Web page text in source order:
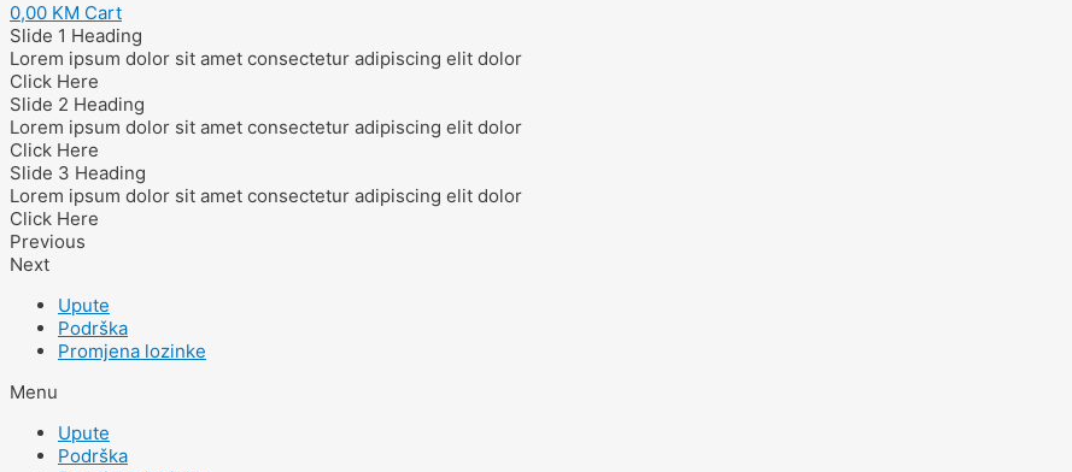
0,00 KM Cart
Slide 1 Heading
Lorem ipsum dolor sit amet consectetur adipiscing elit dolor
Click Here
Slide 2 Heading
Lorem ipsum dolor sit amet consectetur adipiscing elit dolor
Click Here
Slide 3 Heading
Lorem ipsum dolor sit amet consectetur adipiscing elit dolor
Click Here
Previous
Next
Upute
Podrška
Promjena lozinke
Menu
Upute
Podrška